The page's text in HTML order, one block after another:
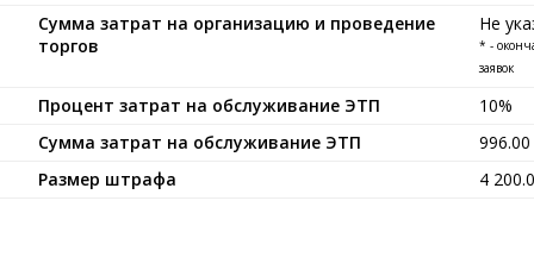
Сумма затрат на организацию и проведение
торгов
Не
* -
заявок
Процент затрат на обслуживание ЭТП
10%
Сумма затрат на обслуживание ЭТП
Размер штрафа
4